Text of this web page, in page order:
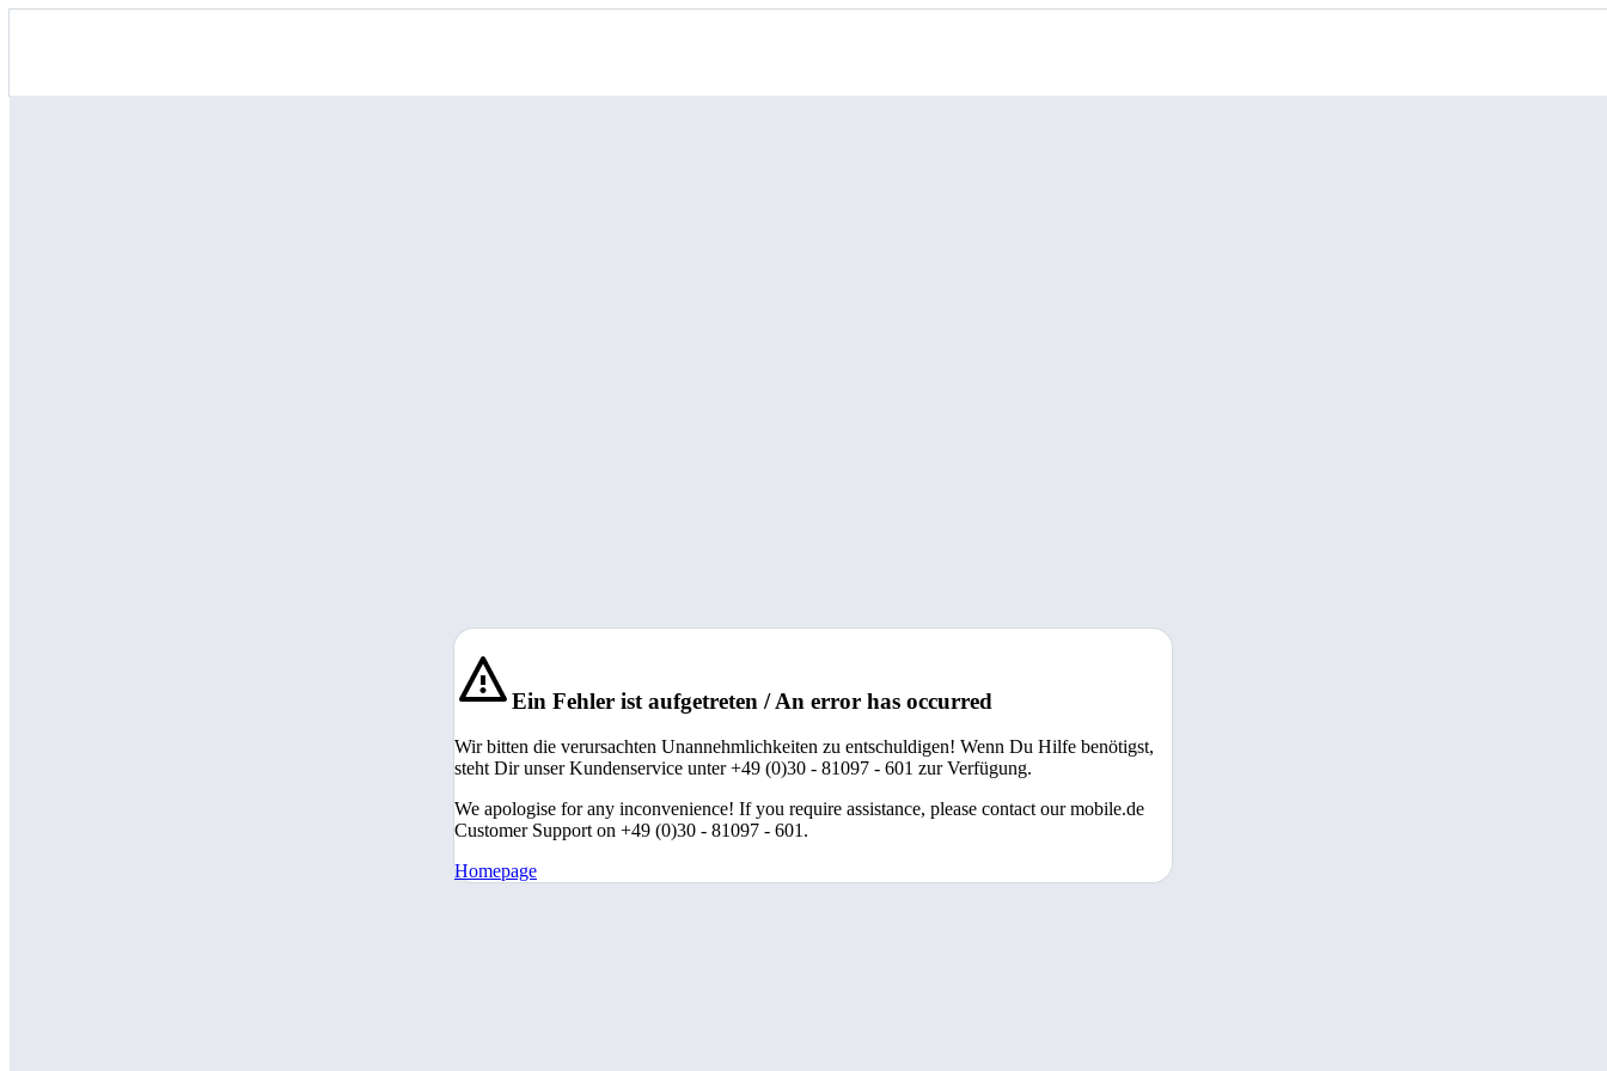
Ein Fehler ist aufgetreten / An error has occurred
Wir bitten die verursachten Unannehmlichkeiten zu entschuldigen! Wenn Du Hilfe benötigst,
steht Dir unser Kundenservice unter +49 (0)30 - 81097 - 601 zur Verfügung.
We apologise for any inconvenience! If you require assistance, please contact our mobile.de
Customer Support on +49 (0)30 - 81097 - 601.
Homepage